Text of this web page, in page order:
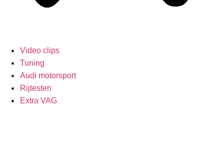
Video clips
Tuning
Audi motorsport
Rijtesten
Extra VAG